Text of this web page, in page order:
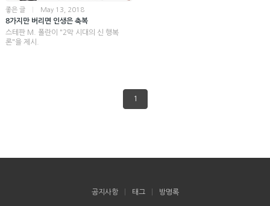
좋은 글 May 13, 2018
8가지만 버리면 인생은 축복
스테판 M. 폴란이 "2막 시대의 신 행복
론"을 제시.
1
공지사항 태그 방명록